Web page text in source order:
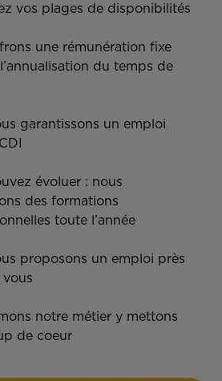
vos plages de disponibilités
une rémunération fixe
du temps de
garantissons un emploi
évoluer : nous
des formations
toute l’année
proposons un emploi près
vous
notre métier y mettons
de coeur